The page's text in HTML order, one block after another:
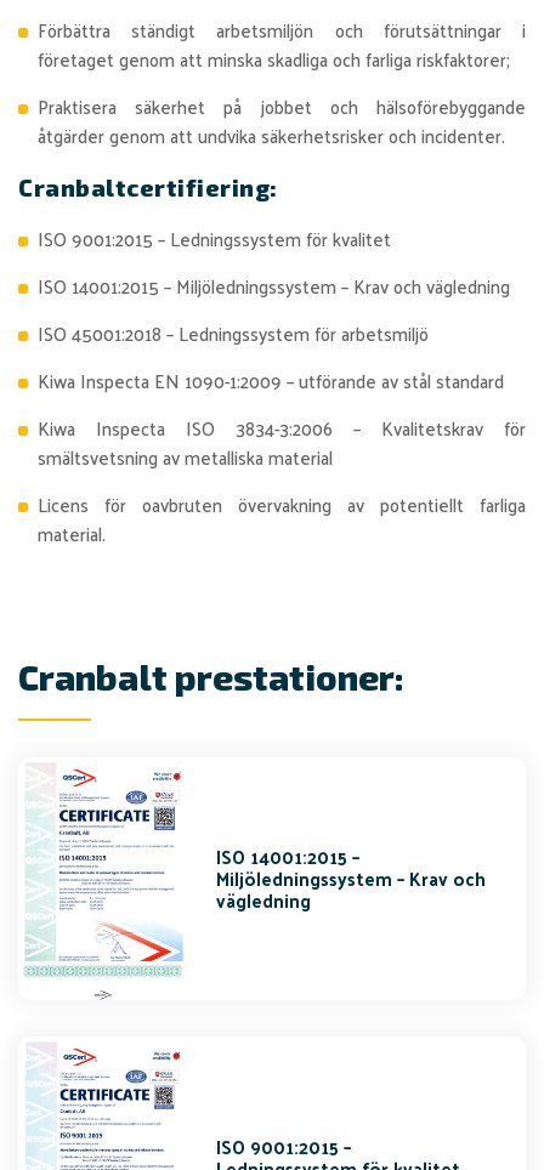
Förbättra ständigt arbetsmiljön och förutsättningar i
företaget genom att minska skadliga och farliga riskfaktorer;
Praktisera säkerhet på jobbet och hälsoförebyggande
åtgärder genom att undvika säkerhetsrisker och incidenter.
Cranbaltcertifiering:
ISO 9001:2015 – Ledningssystem för kvalitet
ISO 14001:2015 – Miljöledningssystem – Krav och vägledning
ISO 45001:2018 – Ledningssystem för arbetsmiljö
Kiwa Inspecta EN 1090-1:2009 – utförande av stål standard
Kiwa Inspecta ISO 3834-3:2006 – Kvalitetskrav för
smältsvetsning av metalliska material
Licens för oavbruten övervakning av potentiellt farliga
material.
Cranbalt prestationer:
ISO 14001:2015 –
Miljöledningssystem – Krav och
vägledning
ISO 9001:2015 –